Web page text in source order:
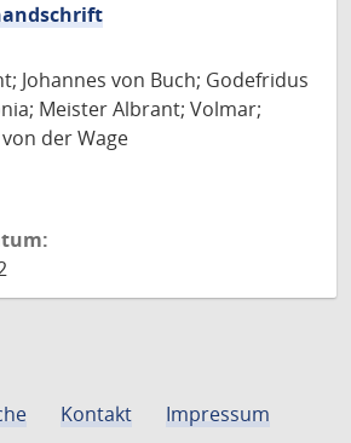
Johannes von Buch; Godefridus
Meister Albrant; Volmar;
der Wage
Kontakt
Impressum